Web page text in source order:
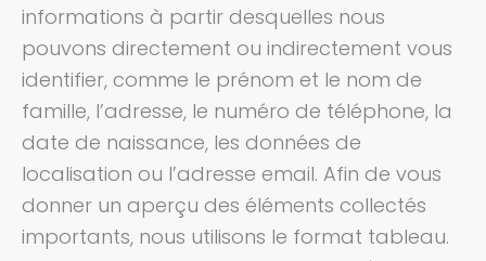
informations à partir desquelles nous
pouvons directement ou indirectement vous
identifier, comme le prénom et le nom de
famille, l’adresse, le numéro de téléphone, la
date de naissance, les données de
localisation ou l’adresse email. Afin de vous
donner un aperçu des éléments collectés
importants, nous utilisons le format tableau.